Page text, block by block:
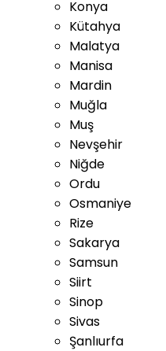
Konya
Kütahya
Malatya
Manisa
Mardin
Muğla
Muş
Nevşehir
Niğde
Ordu
Osmaniye
Rize
Sakarya
Samsun
Siirt
Sinop
Sivas
Şanlıurfa